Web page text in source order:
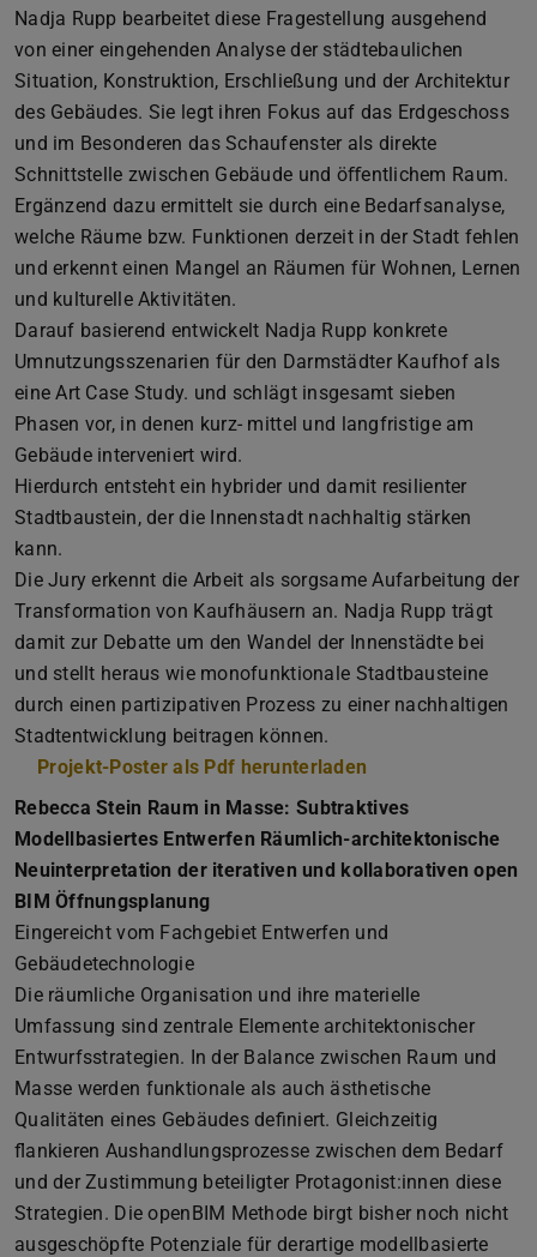
Nadja Rupp bearbeitet diese Fragestellung ausgehend
von einer eingehenden Analyse der städtebaulichen
Situation, Konstruktion, Erschließung und der Architektur
des Gebäudes. Sie legt ihren Fokus auf das Erdgeschoss
und im Besonderen das Schaufenster als direkte
Schnittstelle zwischen Gebäude und öﬀentlichem Raum.
Ergänzend dazu ermittelt sie durch eine Bedarfsanalyse,
welche Räume bzw. Funktionen derzeit in der Stadt fehlen
und erkennt einen Mangel an Räumen für Wohnen, Lernen
und kulturelle Aktivitäten.
Darauf basierend entwickelt Nadja Rupp konkrete
Umnutzungsszenarien für den Darmstädter Kaufhof als
eine Art Case Study. und schlägt insgesamt sieben
Phasen vor, in denen kurz- mittel und langfristige am
Gebäude interveniert wird.
Hierdurch entsteht ein hybrider und damit resilienter
Stadtbaustein, der die Innenstadt nachhaltig stärken
kann.
Die Jury erkennt die Arbeit als sorgsame Aufarbeitung der
Transformation von Kaufhäusern an. Nadja Rupp trägt
damit zur Debatte um den Wandel der Innenstädte bei
und stellt heraus wie monofunktionale Stadtbausteine
durch einen partizipativen Prozess zu einer nachhaltigen
Stadtentwicklung beitragen können.
Projekt-Poster als Pdf herunterladen
Rebecca Stein Raum in Masse: Subtraktives
Modellbasiertes Entwerfen Räumlich-architektonische
Neuinterpretation der iterativen und kollaborativen open
BIM Öffnungsplanung
Eingereicht vom Fachgebiet Entwerfen und
Gebäudetechnologie
Die räumliche Organisation und ihre materielle
Umfassung sind zentrale Elemente architektonischer
Entwurfsstrategien. In der Balance zwischen Raum und
Masse werden funktionale als auch ästhetische
Qualitäten eines Gebäudes definiert. Gleichzeitig
flankieren Aushandlungsprozesse zwischen dem Bedarf
und der Zustimmung beteiligter Protagonist:innen diese
Strategien. Die openBIM Methode birgt bisher noch nicht
ausgeschöpfte Potenziale für derartige modellbasierte